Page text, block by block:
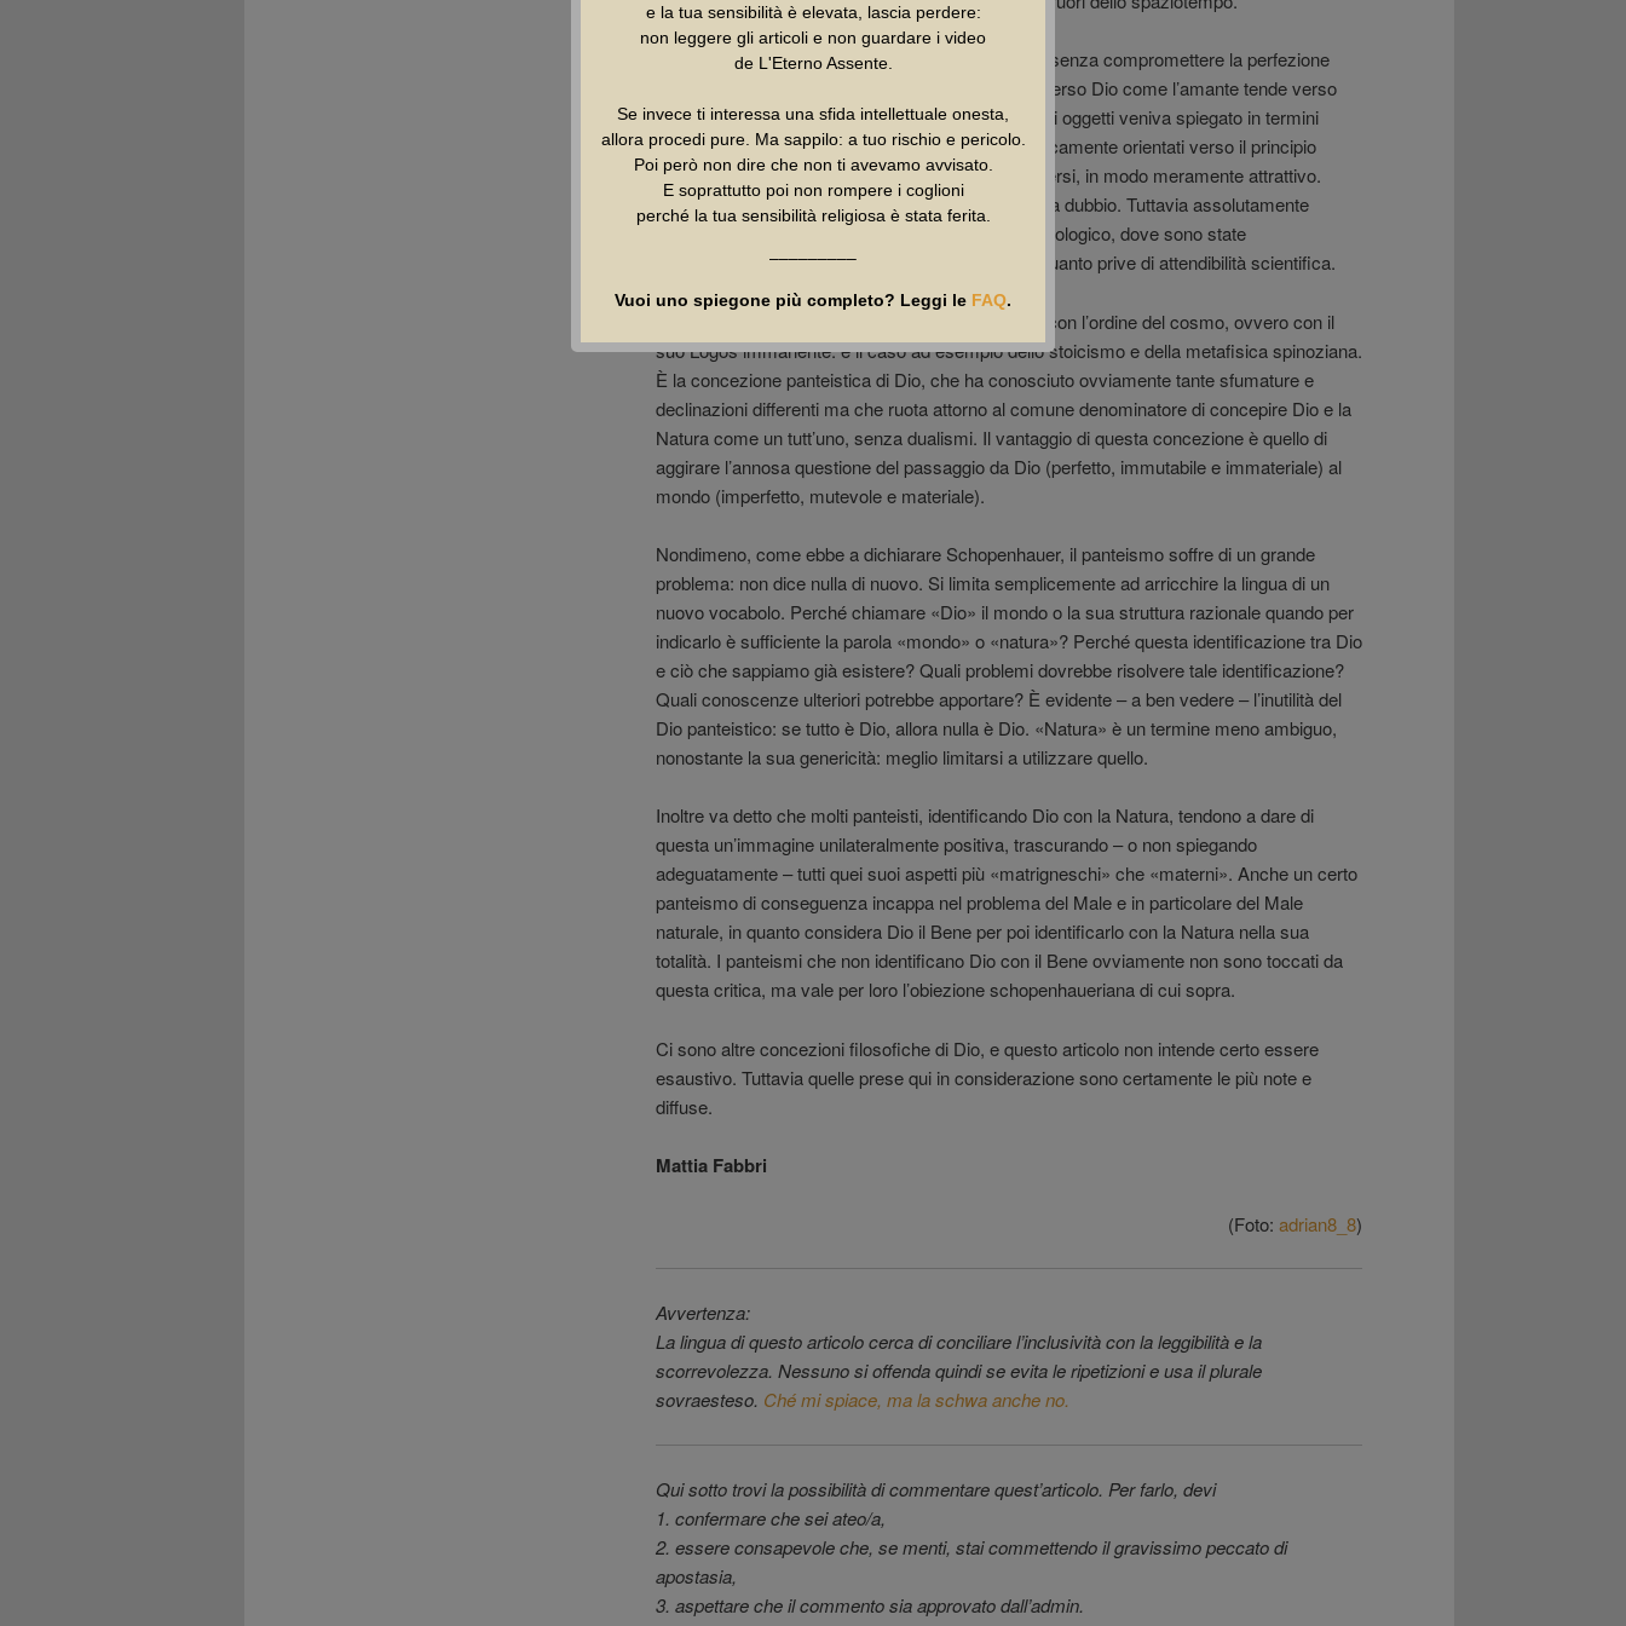
Aristotele, per spiegare il movimento dell’universo senza compromettere la perfezione
divina, sosteneva che gli enti naturali tendessero verso Dio come l’amante tende verso
l’amato o l’amata. In altre parole, il mutamento degli oggetti veniva spiegato in termini
finalistici, perché questi erano considerati teleologicamente orientati verso il principio
supremo che quindi poteva muovere senza muoversi, in modo meramente attrattivo.
Spiegazione molto affascinante e ingegnosa, senza dubbio. Tuttavia assolutamente
obsoleta e improponibile nell’attuale contesto cosmologico, dove sono state
completamente accantonate le «cause finali», in quanto prive di attendibilità scientifica.
Altri modelli filosofici di Dio tendono a identificarlo con l’ordine del cosmo, ovvero con il
suo Logos immanente: è il caso ad esempio dello stoicismo e della metafisica spinoziana.
È la concezione panteistica di Dio, che ha conosciuto ovviamente tante sfumature e
declinazioni differenti ma che ruota attorno al comune denominatore di concepire Dio e la
Natura come un tutt’uno, senza dualismi. Il vantaggio di questa concezione è quello di
aggirare l’annosa questione del passaggio da Dio (perfetto, immutabile e immateriale) al
mondo (imperfetto, mutevole e materiale).
Nondimeno, come ebbe a dichiarare Schopenhauer, il panteismo soffre di un grande
problema: non dice nulla di nuovo. Si limita semplicemente ad arricchire la lingua di un
nuovo vocabolo. Perché chiamare «Dio» il mondo o la sua struttura razionale quando per
indicarlo è sufficiente la parola «mondo» o «natura»? Perché questa identificazione tra Dio
e ciò che sappiamo già esistere? Quali problemi dovrebbe risolvere tale identificazione?
Quali conoscenze ulteriori potrebbe apportare? È evidente – a ben vedere – l’inutilità del
Dio panteistico: se tutto è Dio, allora nulla è Dio. «Natura» è un termine meno ambiguo,
nonostante la sua genericità: meglio limitarsi a utilizzare quello.
Inoltre va detto che molti panteisti, identificando Dio con la Natura, tendono a dare di
questa un’immagine unilateralmente positiva, trascurando – o non spiegando
adeguatamente – tutti quei suoi aspetti più «matrigneschi» che «materni». Anche un certo
panteismo di conseguenza incappa nel problema del Male e in particolare del Male
naturale, in quanto considera Dio il Bene per poi identificarlo con la Natura nella sua
totalità. I panteismi che non identificano Dio con il Bene ovviamente non sono toccati da
questa critica, ma vale per loro l’obiezione schopenhaueriana di cui sopra.
Ci sono altre concezioni filosofiche di Dio, e questo articolo non intende certo essere
esaustivo. Tuttavia quelle prese qui in considerazione sono certamente le più note e
diffuse.
Mattia Fabbri
(Foto: adrian8_8)
Avvertenza:
La lingua di questo articolo cerca di conciliare l’inclusività con la leggibilità e la
scorrevolezza. Nessuno si offenda quindi se evita le ripetizioni e usa il plurale
sovraesteso. Ché mi spiace, ma la schwa anche no.
Qui sotto trovi la possibilità di commentare quest’articolo. Per farlo, devi
1. confermare che sei ateo/a,
2. essere consapevole che, se menti, stai commettendo il gravissimo peccato di
apostasia,
3. aspettare che il commento sia approvato dall’admin.
e la tua sensibilità è elevata, lascia perdere:
non leggere gli articoli e non guardare i video
de L'Eterno Assente.
Se invece ti interessa una sfida intellettuale onesta,
allora procedi pure. Ma sappilo: a tuo rischio e pericolo.
Poi però non dire che non ti avevamo avvisato.
E soprattutto poi non rompere i coglioni
perché la tua sensibilità religiosa è stata ferita.
–––––––––
Vuoi uno spiegone più completo? Leggi le FAQ.